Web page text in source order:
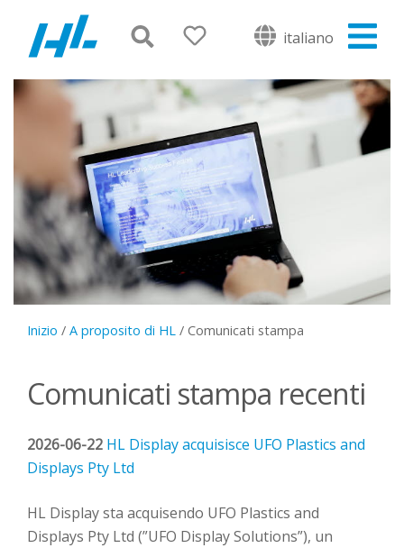
italiano
Inizio / A proposito di HL / Comunicati stampa
Comunicati stampa recenti
2026-06-22 HL Display acquisisce UFO Plastics and
Displays Pty Ltd
HL Display sta acquisendo UFO Plastics and
Displays Pty Ltd (”UFO Display Solutions”), un